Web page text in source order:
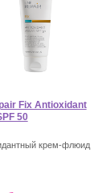
Fix Antioxidant
50
крем-флюид